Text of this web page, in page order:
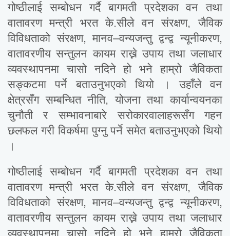
गोष्ठीलाई सम्बोधन गर्दै बागमती प्रदेशका वन तथा
वातावरण मन्त्री भरत के.सीले वन संरक्षण, जैविक
विविधताको संरक्षण, मानव–वन्यजन्तु द्वन्द्व न्यूनीकरण,
वातावरणीय सन्तुलन कायम राख्ने उपाय तथा जलाधार
व्यवस्थापनमा चासो नदिने हो भने हाम्रो जैविकता
सङ्कटमा पर्ने बताउनुभएको थियो । उहाँले वन
क्षेत्रसँग सम्बन्धित नीति, योजना तथा कार्यान्वयनका
चुनौती र सम्भावनाबारे सरोकारवालाहरूसँग गहन
छलफल गरी विकर्षमा पुग्नु पर्ने समेत बताउनुभएको थियो
।
गोष्ठीलाई सम्बोधन गर्दै बागमती प्रदेशका वन तथा
वातावरण मन्त्री भरत के.सीले वन संरक्षण, जैविक
विविधताको संरक्षण, मानव–वन्यजन्तु द्वन्द्व न्यूनीकरण,
वातावरणीय सन्तुलन कायम राख्ने उपाय तथा जलाधार
व्यवस्थापनमा चासो नदिने हो भने हाम्रो जैविकता